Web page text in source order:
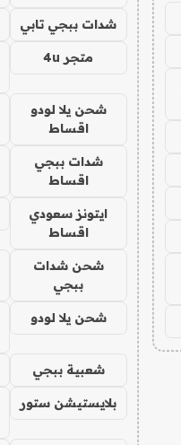
شدات ببجي تابي
متجر 4u
شحن يلا لودو
اقساط
شدات ببجي
اقساط
ايتونز سعودي
اقساط
شحن شدات
ببجي
شحن يلا لودو
شعبية ببجي
بلايستيشن ستور